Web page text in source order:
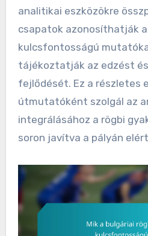
analitikai eszközökre
csapatok azonosíthatják
kulcsfontosságú
tájékoztatják az edzést
fejlődését. Ez a részletes
útmutatóként szolgál az
integrálásához a rögbi
soron javítva a pályán